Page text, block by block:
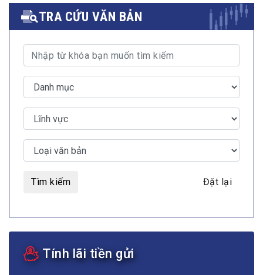
TRA CỨU VĂN BẢN
Tìm kiếm Đặt lại
Tính lãi tiền gửi